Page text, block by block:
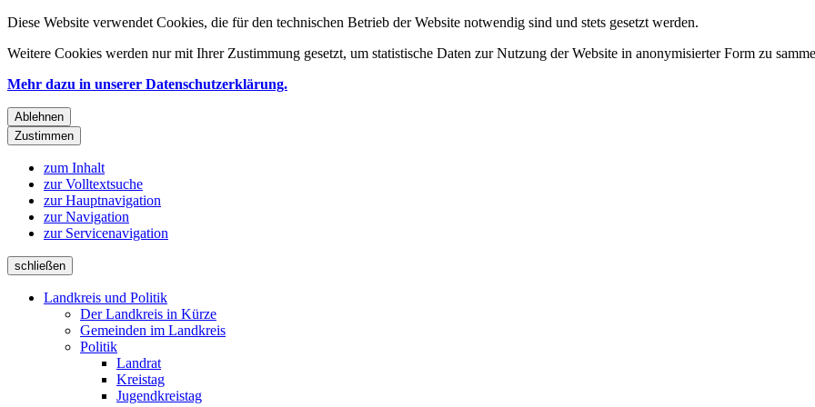
Diese Website verwendet Cookies, die für den technischen Betrieb der Website notwendig sind und stets gesetzt werden.
Weitere Cookies werden nur mit Ihrer Zustimmung gesetzt, um statistische Daten zur Nutzung der Website in anonymisierter Form zu
Mehr dazu in unserer Datenschutzerklärung.
Ablehnen
Zustimmen
zum Inhalt
zur Volltextsuche
zur Hauptnavigation
zur Navigation
zur Servicenavigation
schließen
Landkreis und Politik
Der Landkreis in Kürze
Gemeinden im Landkreis
Politik
Landrat
Kreistag
Jugendkreistag